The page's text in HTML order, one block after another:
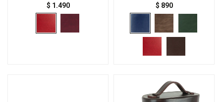
LITRO - ROJO
$ 1.490
500 ML - AZUL
$ 890